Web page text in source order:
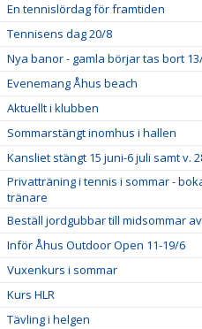
En tennislördag för framtiden
Tennisens dag 20/8
Nya banor - gamla börjar tas bort
Evenemang Åhus beach
Aktuellt i klubben
Sommarstängt inomhus i hallen
Kansliet stängt 15 juni-6 juli samt v.
Privatträning i tennis i sommar -
tränare
Beställ jordgubbar till midsommar
Inför Åhus Outdoor Open 11-19/6
Vuxenkurs i sommar
Kurs HLR
Tävling i helgen